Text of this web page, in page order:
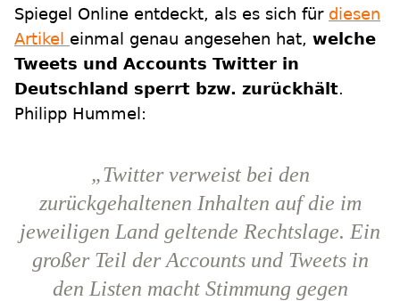
Spiegel Online entdeckt, als es sich für diesen
Artikel einmal genau angesehen hat, welche
Tweets und Accounts Twitter in
Deutschland sperrt bzw. zurückhält.
Philipp Hummel:
„Twitter verweist bei den
zurückgehaltenen Inhalten auf die im
jeweiligen Land geltende Rechtslage. Ein
großer Teil der Accounts und Tweets in
den Listen macht Stimmung gegen